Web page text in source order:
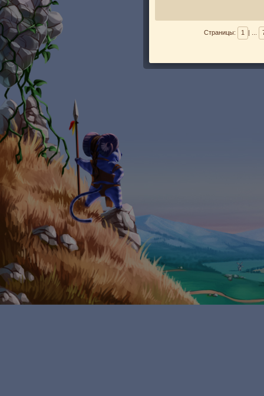
Страницы: 1 | ...